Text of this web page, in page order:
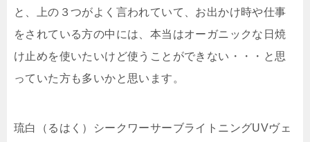
と、上の３つがよく言われていて、お出かけ時や仕事
をされている方の中には、本当はオーガニックな日焼
け止めを使いたいけど使うことができない・・・と思
っていた方も多いかと思います。
琉白（るはく）シークワーサーブライトニングUVヴェ